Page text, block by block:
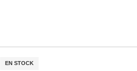
EN STOCK